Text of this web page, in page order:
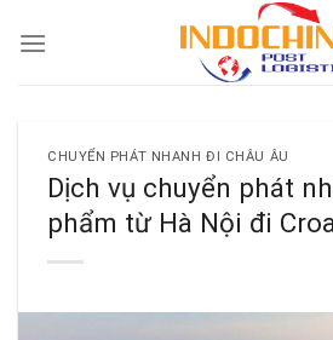
CHUYỂN PHÁT NHANH ĐI CHÂU ÂU
Dịch vụ chuyển phát
phẩm từ Hà Nội đi